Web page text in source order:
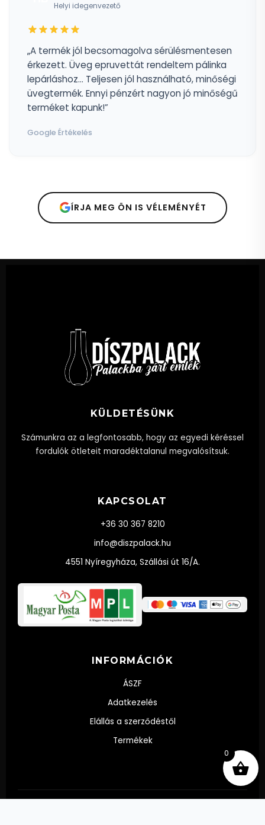
Helyi idegenvezető
„A termék jól becsomagolva sérülésmentesen
érkezett. Üveg epruvettát rendeltem pálinka
lepárláshoz... Teljesen jól használható, minőségi
üvegtermék. Ennyi pénzért nagyon jó minőségű
terméket kapunk!”
Google Értékelés
ÍRJA MEG ÖN IS VÉLEMÉNYÉT
KÜLDETÉSÜNK
Számunkra az a legfontosabb, hogy az egyedi kéréssel
fordulók ötleteit maradéktalanul megvalósítsuk.
KAPCSOLAT
+36 30 367 8210
info@diszpalack.hu
4551 Nyíregyháza, Szállási út 16/A.
INFORMÁCIÓK
ÁSZF
Adatkezelés
Elállás a szerződéstől
Termékek
0